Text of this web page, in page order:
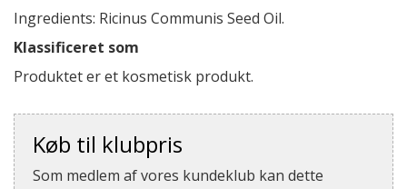
Ingredients: Ricinus Communis Seed Oil.
Klassificeret som
Produktet er et kosmetisk produkt.
Køb til klubpris
Som medlem af vores kundeklub kan dette